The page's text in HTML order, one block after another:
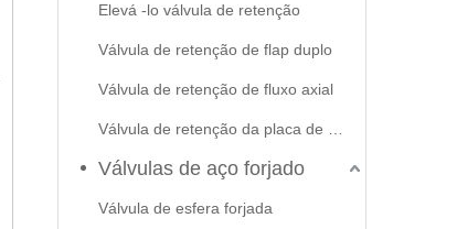
Elevá -lo válvula de retenção
Válvula de retenção de flap duplo
Válvula de retenção de fluxo axial
Válvulas de aço forjado
Válvula de esfera forjada